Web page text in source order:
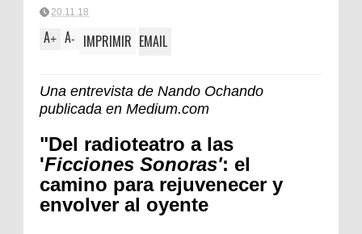
20.11.18
A+ A- IMPRIMIR EMAIL
Una entrevista de Nando Ochando
publicada en Medium.com
"Del radioteatro a las
'Ficciones Sonoras': el
camino para rejuvenecer y
envolver al oyente